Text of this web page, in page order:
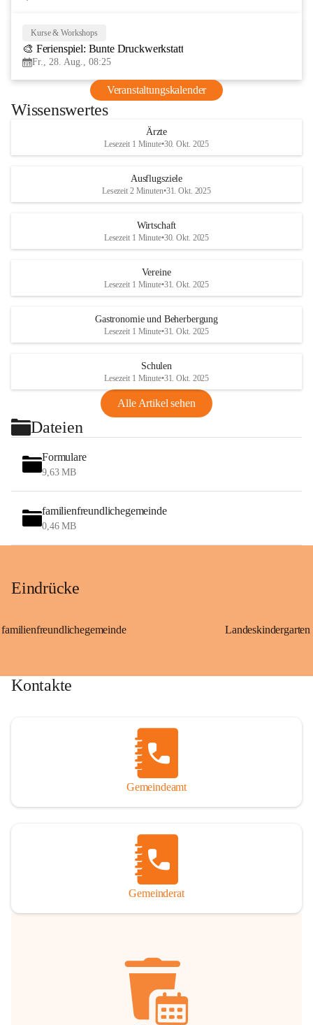
Kurse & Workshops
🎨 Ferienspiel: Bunte Druckwerkstatt
Fr., 28. Aug., 08:25
Veranstaltungskalender
Wissenswertes
Ärzte
Lesezeit 1 Minute•30. Okt. 2025
Ausflugsziele
Lesezeit 2 Minuten•31. Okt. 2025
Wirtschaft
Lesezeit 1 Minute•30. Okt. 2025
Vereine
Lesezeit 1 Minute•31. Okt. 2025
Gastronomie und Beherbergung
Lesezeit 1 Minute•31. Okt. 2025
Schulen
Lesezeit 1 Minute•31. Okt. 2025
Alle Artikel sehen
Dateien
Formulare
9,63 MB
familienfreundlichegemeinde
0,46 MB
Eindrücke
familienfreundlichegemeinde
Kontakte
Gemeindeamt
Gemeinderat